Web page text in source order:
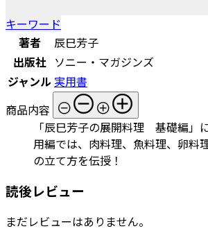
キーワード
著者
辰巳芳子
出版社 ソニー・マガジンズ
ジャンル 実用書
商品内容
「辰巳芳子の展開料理 基礎編」
用編では、肉料理、魚料理、卵料
の立て方を伝授！
読後レビュー
まだレビューはありません。